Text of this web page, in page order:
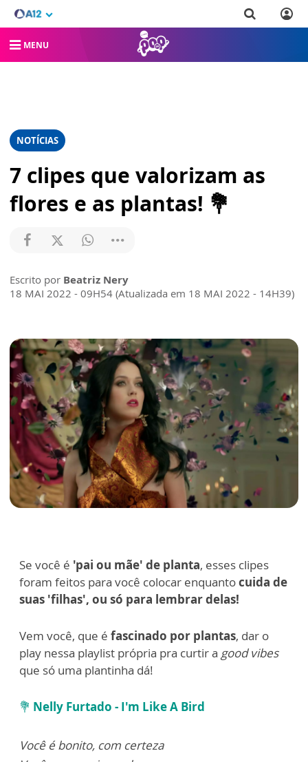
MENU
NOTÍCIAS
7 clipes que valorizam as
flores e as plantas! 💐
Escrito por Beatriz Nery
18 MAI 2022 - 09H54 (Atualizada em 18 MAI 2022 - 14H39)
Se você é 'pai ou mãe' de planta, esses clipes
foram feitos para você colocar enquantocuida de
suas 'filhas', ou só para lembrar delas!
Vem você, que é fascinado por plantas, dar o
play nessa playlist própria pra curtir a good vibes
que só uma plantinha dá!
💐 Nelly Furtado - I'm Like A Bird
Você é bonito, com certeza